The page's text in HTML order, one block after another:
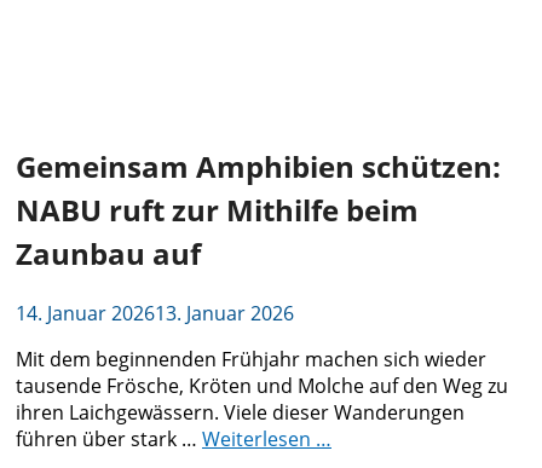
Gemeinsam Amphibien schützen:
NABU ruft zur Mithilfe beim
Zaunbau auf
14. Januar 202613. Januar 2026
Mit dem beginnenden Frühjahr machen sich wieder
tausende Frösche, Kröten und Molche auf den Weg zu
ihren Laichgewässern. Viele dieser Wanderungen
führen über stark … Weiterlesen …